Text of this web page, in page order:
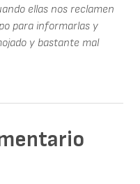
ellas nos reclamen
para informarlas y
y bastante mal